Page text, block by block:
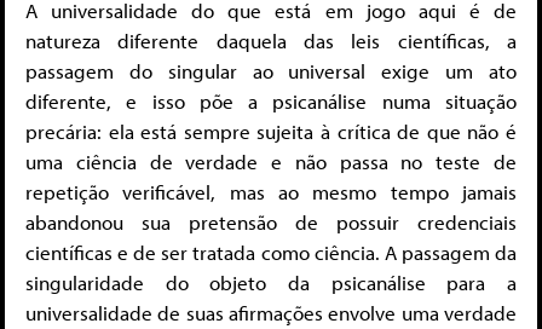
A universalidade do que está em jogo aqui é de
natureza diferente daquela das leis científicas, a
passagem do singular ao universal exige um ato
diferente, e isso põe a psicanálise numa situação
precária: ela está sempre sujeita à crítica de que não é
uma ciência de verdade e não passa no teste de
repetição verificável, mas ao mesmo tempo jamais
abandonou sua pretensão de possuir credenciais
científicas e de ser tratada como ciência. A passagem da
singularidade do objeto da psicanálise para a
universalidade de suas afirmações envolve uma verdade